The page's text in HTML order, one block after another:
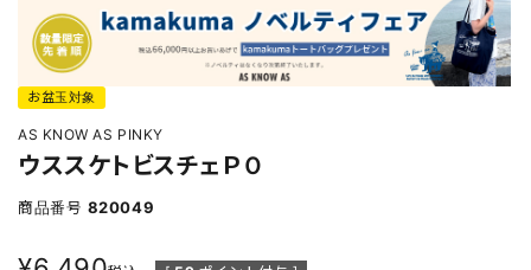
お盆玉対象
AS KNOW AS PINKY
ウススケトビスチェＰＯ
商品番号 820049